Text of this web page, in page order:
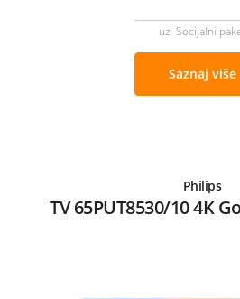
uz Socijalni
Saznaj više
Philips
TV 65PUT8530/10 4K